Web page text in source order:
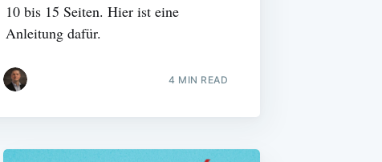
10 bis 15 Seiten. Hier ist eine
Anleitung dafür.
4 MIN READ